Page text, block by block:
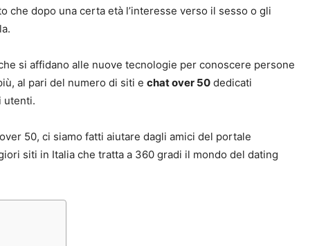
che dopo una certa età l’interesse verso il sesso o gli
si affidano alle nuove tecnologie per conoscere persone
al pari del numero di siti e chat over 50 dedicati
utenti.
50, ci siamo fatti aiutare dagli amici del portale
siti in Italia che tratta a 360 gradi il mondo del dating